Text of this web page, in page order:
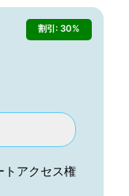
割引: 30%
トアクセス権